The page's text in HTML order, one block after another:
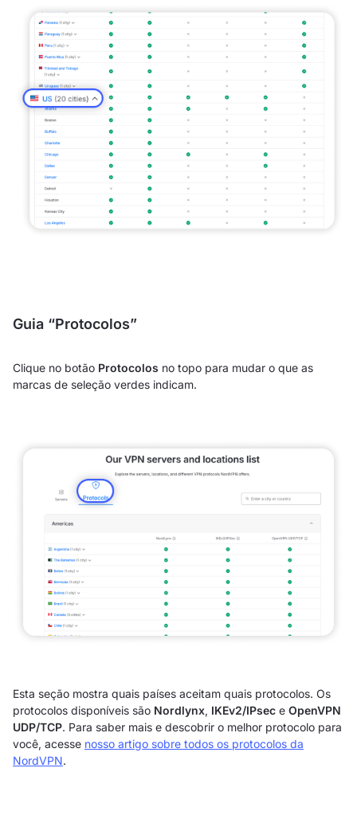
Guia “Protocolos”
Clique no botão Protocolos no topo para mudar o que as
marcas de seleção verdes indicam.
Esta seção mostra quais países aceitam quais protocolos. Os
protocolos disponíveis são Nordlynx, IKEv2/IPsec e OpenVPN
UDP/TCP. Para saber mais e descobrir o melhor protocolo para
você, acesse nosso artigo sobre todos os protocolos da
NordVPN.